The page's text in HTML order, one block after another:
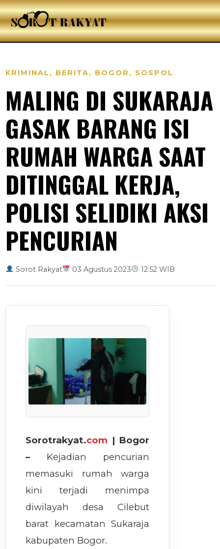
KRIMINAL, BERITA, BOGOR , SOSPOL
MALING DI SUKARAJA
GASAK BARANG ISI
RUMAH WARGA SAAT
DITINGGAL KERJA,
POLISI SELIDIKI AKSI
PENCURIAN
Sorot Rakyat 03 Agustus 2023 12:52 WIB
Sorotrakyat.com | Bogor
– Kejadian pencurian
memasuki rumah warga
kini terjadi menimpa
diwilayah desa Cilebut
barat kecamatan Sukaraja
kabupaten Bogor.